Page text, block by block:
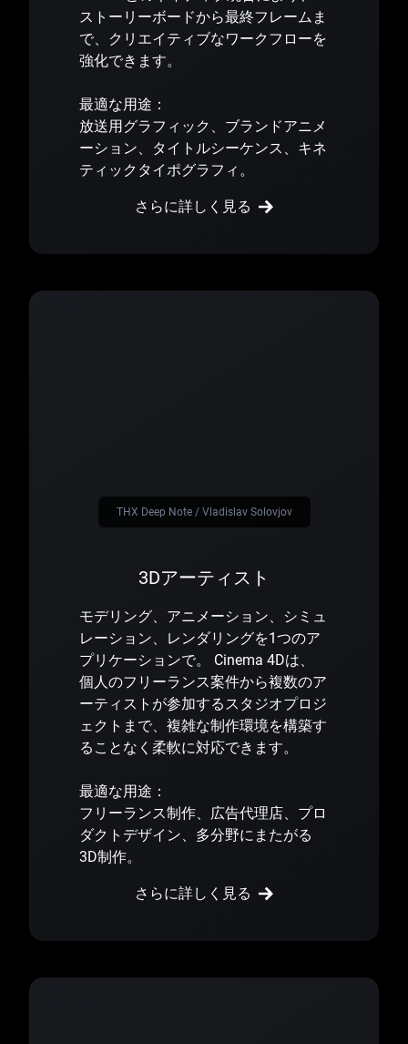
ストーリーボードから最終フレームま
で、クリエイティブなワークフローを
強化できます。
最適な用途：
放送用グラフィック、ブランドアニメ
ーション、タイトルシーケンス、キネ
ティックタイポグラフィ。
さらに詳しく見る
3Dアーティスト
モデリング、アニメーション、シミュ
レーション、レンダリングを1つのア
プリケーションで。 Cinema 4Dは、
個人のフリーランス案件から複数のア
ーティストが参加するスタジオプロジ
ェクトまで、複雑な制作環境を構築す
ることなく柔軟に対応できます。
最適な用途：
フリーランス制作、広告代理店、プロ
ダクトデザイン、多分野にまたがる
3D制作。
さらに詳しく見る
THX Deep Note / Vladislav Solovjov